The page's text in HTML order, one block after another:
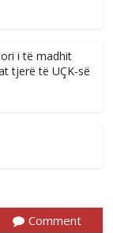
i të madhit
tjerë të UÇK-së
Comment